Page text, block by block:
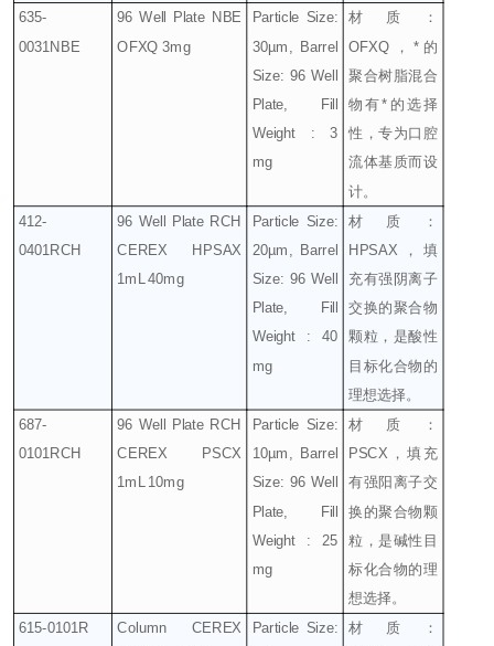
635-
0031NBE
96 Well Plate NBE
OFXQ 3mg
Particle Size:
30µm, Barrel
Size: 96 Well
Plate, Fill
Weight : 3
mg
材质：
OFXQ ， * 的
聚合树脂混合
物有* 的选择
性，专为口腔
流体基质而设
计。
412-
0401RCH
96 Well Plate RCH
CEREX HPSAX
1mL 40mg
Particle Size:
20µm, Barrel
Size: 96 Well
Plate, Fill
Weight : 40
mg
材质：
HPSAX ，填
充有强阴离子
交换的聚合物
颗粒，是酸性
目标化合物的
理想选择。
687-
0101RCH
96 Well Plate RCH
CEREX PSCX
1mL 10mg
Particle Size:
10µm, Barrel
Size: 96 Well
Plate, Fill
Weight : 25
mg
材质：
PSCX ，填充
有强阳离子交
换的聚合物颗
粒，是碱性目
标化合物的理
想选择。
615-0101R Column CEREX Particle Size: 材质：